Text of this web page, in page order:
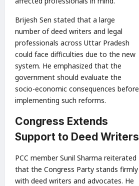
Brijesh Sen stated that a large
number of deed writers and legal
professionals across Uttar Pradesh
could face difficulties due to the new
system. He emphasized that the
government should evaluate the
socio-economic consequences before
implementing such reforms.
Congress Extends
Support to Deed Writers
PCC member Sunil Sharma reiterated
that the Congress Party stands firmly
with deed writers and advocates. He